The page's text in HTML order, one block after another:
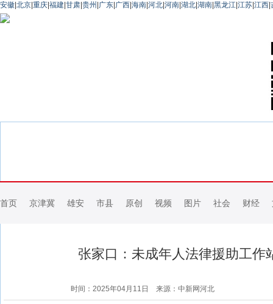
安徽 北京 重庆 福建 甘肃 贵州 广东 广西 海南 河北 河南 湖北 湖南 黑龙江 江苏 江西
首页 京津冀 雄安 市县 原创 视频 图片 社会 财经
张家口：未成年人法律援助工作
时间：2025年04月11日 来源：中新网河北